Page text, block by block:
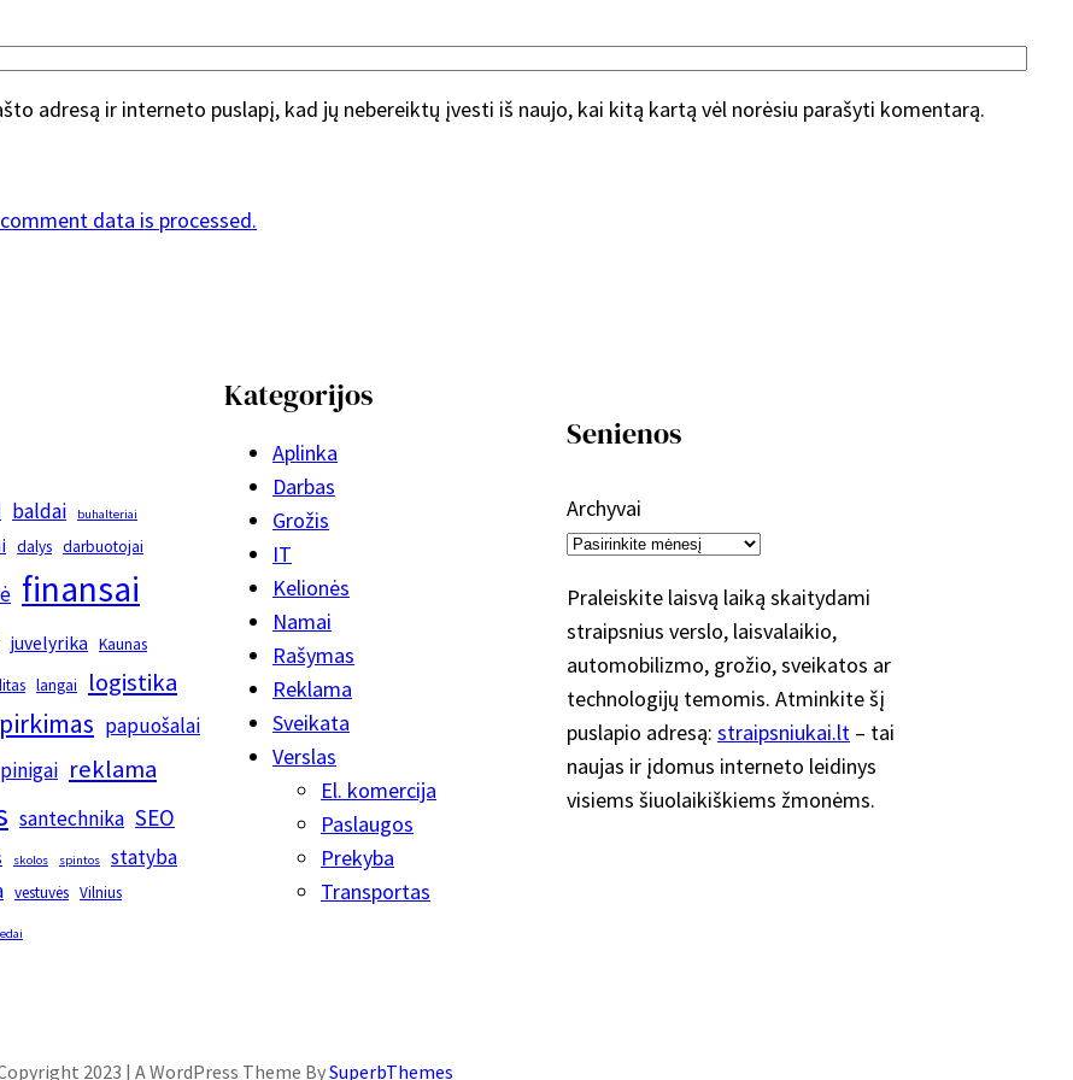
adresą ir interneto puslapį, kad jų nebereiktų įvesti iš naujo, kai kitą kartą vėl norėsiu parašyti komentarą.
data is processed.
baldai buhalteriai
dalys darbuotojai
finansai
juvelyrika Kaunas
langai logistika
papuošalai
pinigai reklama
santechnika SEO
skolos spintos statyba
vestuvės Vilnius
Kategorijos
Aplinka
Darbas
Grožis
IT
Kelionės
Namai
Rašymas
Reklama
Sveikata
Verslas
El. komercija
Paslaugos
Prekyba
Transportas
Senienos
Archyvai
Praleiskite laisvą laiką skaitydami
straipsnius verslo, laisvalaikio,
automobilizmo, grožio, sveikatos ar
technologijų temomis. Atminkite šį
puslapio adresą: straipsniukai.lt – tai
naujas ir įdomus interneto leidinys
visiems šiuolaikiškiems žmonėms.
2023 | A WordPress Theme BySuperbThemes